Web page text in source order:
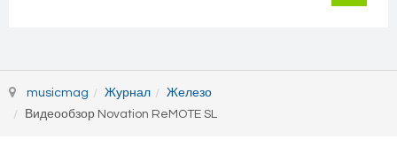
musicmag Журнал
Железо
Видеообзор Novation ReMOTE SL